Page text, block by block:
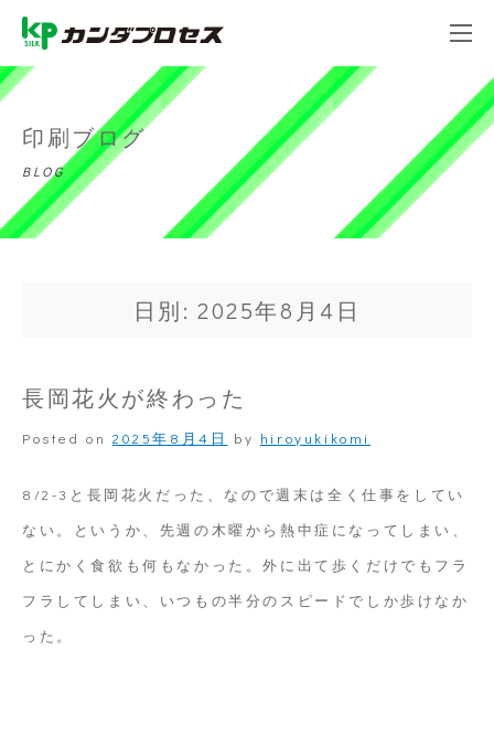
印刷ブログ
BLOG
日別: 2025年8月4日
長岡花火が終わった
Posted on 2025年8月4日 by hiroyukikomi
8/2-3と長岡花火だった、なので週末は全く仕事をしてい
ない。というか、先週の木曜から熱中症になってしまい、
とにかく食欲も何もなかった。外に出て歩くだけでもフラ
フラしてしまい、いつもの半分のスピードでしか歩けなか
った。